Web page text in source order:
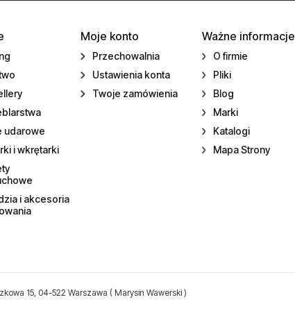
udarowe
i wkrętarki
i akcesoria
Moje konto
Przechowalnia
Ustawienia konta
Twoje zamówienia
Ważne informacje
O firmie
Pliki
Blog
Marki
Katalogi
Mapa Strony
15, 04-522 Warszawa ( Marysin Wawerski )